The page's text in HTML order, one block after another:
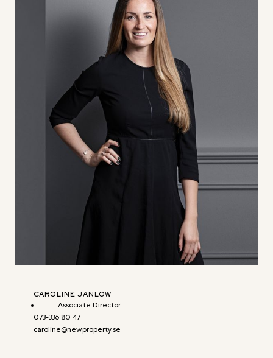
CAROLINE JANLOW
Associate Director
073-336 80 47
caroline@newproperty.se